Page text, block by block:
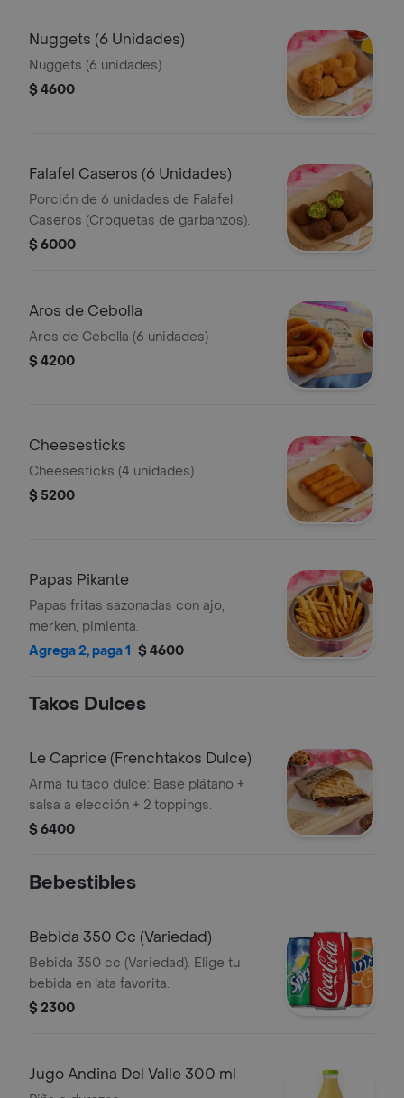
Nuggets (6 Unidades)
Nuggets (6 unidades).
$ 4600
Falafel Caseros (6 Unidades)
Porción de 6 unidades de Falafel
Caseros (Croquetas de garbanzos).
$ 6000
Aros de Cebolla
Aros de Cebolla (6 unidades)
$ 4200
Cheesesticks
Cheesesticks (4 unidades)
$ 5200
Papas Pikante
Papas fritas sazonadas con ajo,
merken, pimienta.
Agrega 2, paga 1 $ 4600
Takos Dulces
Le Caprice (Frenchtakos Dulce)
Arma tu taco dulce: Base plátano +
salsa a elección + 2 toppings.
$ 6400
Bebestibles
Bebida 350 Cc (Variedad)
Bebida 350 cc (Variedad). Elige tu
bebida en lata favorita.
$ 2300
Jugo Andina Del Valle 300 ml